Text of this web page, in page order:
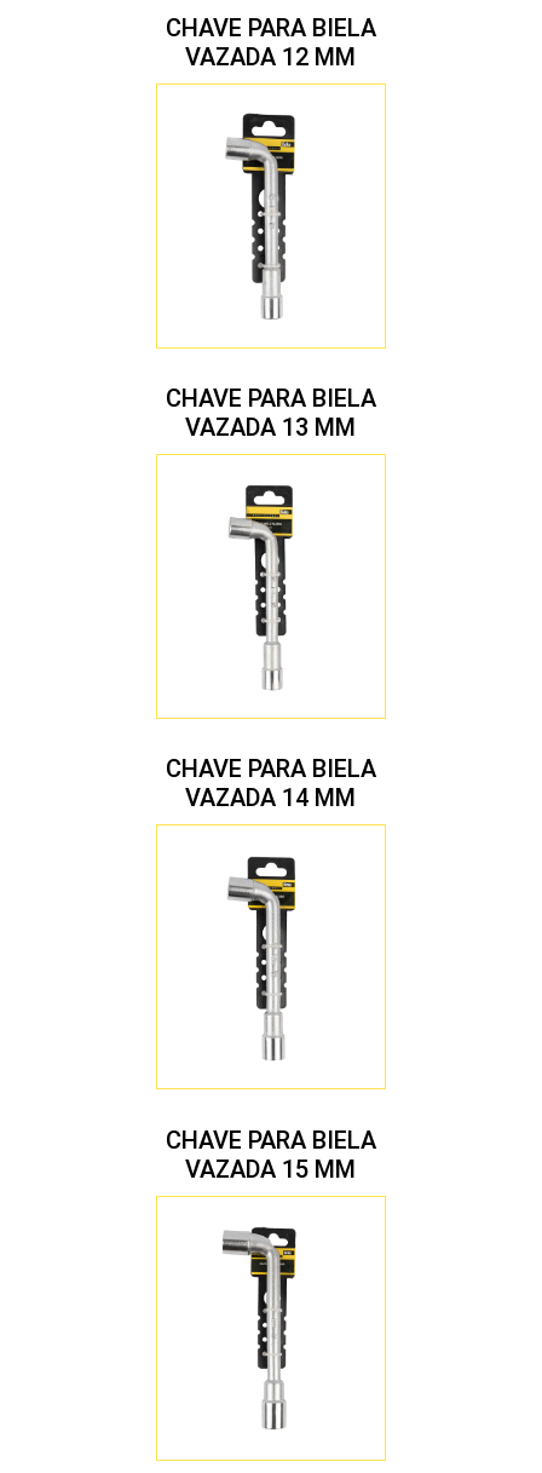
CHAVE PARA BIELA
VAZADA 12 MM
CHAVE PARA BIELA
VAZADA 13 MM
CHAVE PARA BIELA
VAZADA 14 MM
CHAVE PARA BIELA
VAZADA 15 MM